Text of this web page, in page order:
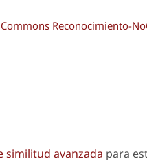
Reconocimiento-
similitud avanzada para